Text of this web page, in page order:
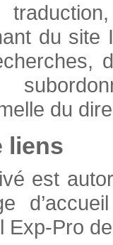
du
du
liens
est
Exp-Pro